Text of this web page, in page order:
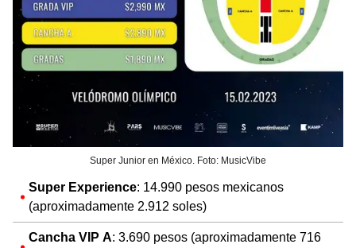
Super Junior en México. Foto: MusicVibe
Super Experience: 14.990 pesos mexicanos
(aproximadamente 2.912 soles)
Cancha VIP A: 3.690 pesos (aproximadamente 716